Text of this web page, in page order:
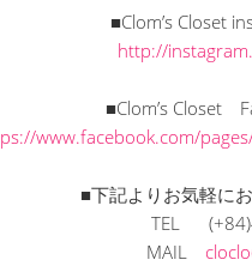
■Clom’s Closet
http://
■Clom’s Closet
www.facebook.com/
■下記よりお気軽に
TEL
MAIL